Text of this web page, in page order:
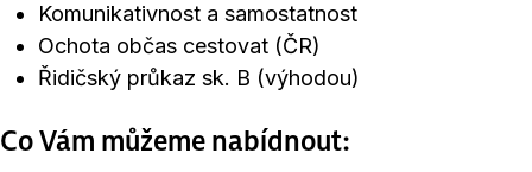
Komunikativnost a samostatnost
Ochota občas cestovat (ČR)
Řidičský průkaz sk. B (výhodou)
Co Vám můžeme nabídnout: